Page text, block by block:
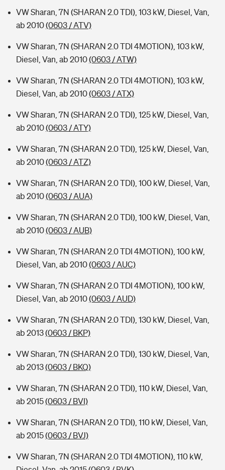
VW Sharan, 7N (SHARAN 2.0 TDI), 103 kW, Diesel, Van,
ab 2010(0603 / ATV)
VW Sharan, 7N (SHARAN 2.0 TDI 4MOTION), 103 kW,
Diesel, Van, ab 2010(0603 / ATW)
VW Sharan, 7N (SHARAN 2.0 TDI 4MOTION), 103 kW,
Diesel, Van, ab 2010(0603 / ATX)
VW Sharan, 7N (SHARAN 2.0 TDI), 125 kW, Diesel, Van,
ab 2010(0603 / ATY)
VW Sharan, 7N (SHARAN 2.0 TDI), 125 kW, Diesel, Van,
ab 2010(0603 / ATZ)
VW Sharan, 7N (SHARAN 2.0 TDI), 100 kW, Diesel, Van,
ab 2010(0603 / AUA)
VW Sharan, 7N (SHARAN 2.0 TDI), 100 kW, Diesel, Van,
ab 2010(0603 / AUB)
VW Sharan, 7N (SHARAN 2.0 TDI 4MOTION), 100 kW,
Diesel, Van, ab 2010(0603 / AUC)
VW Sharan, 7N (SHARAN 2.0 TDI 4MOTION), 100 kW,
Diesel, Van, ab 2010(0603 / AUD)
VW Sharan, 7N (SHARAN 2.0 TDI), 130 kW, Diesel, Van,
ab 2013(0603 / BKP)
VW Sharan, 7N (SHARAN 2.0 TDI), 130 kW, Diesel, Van,
ab 2013(0603 / BKQ)
VW Sharan, 7N (SHARAN 2.0 TDI), 110 kW, Diesel, Van,
ab 2015(0603 / BVI)
VW Sharan, 7N (SHARAN 2.0 TDI), 110 kW, Diesel, Van,
ab 2015(0603 / BVJ)
VW Sharan, 7N (SHARAN 2.0 TDI 4MOTION), 110 kW,